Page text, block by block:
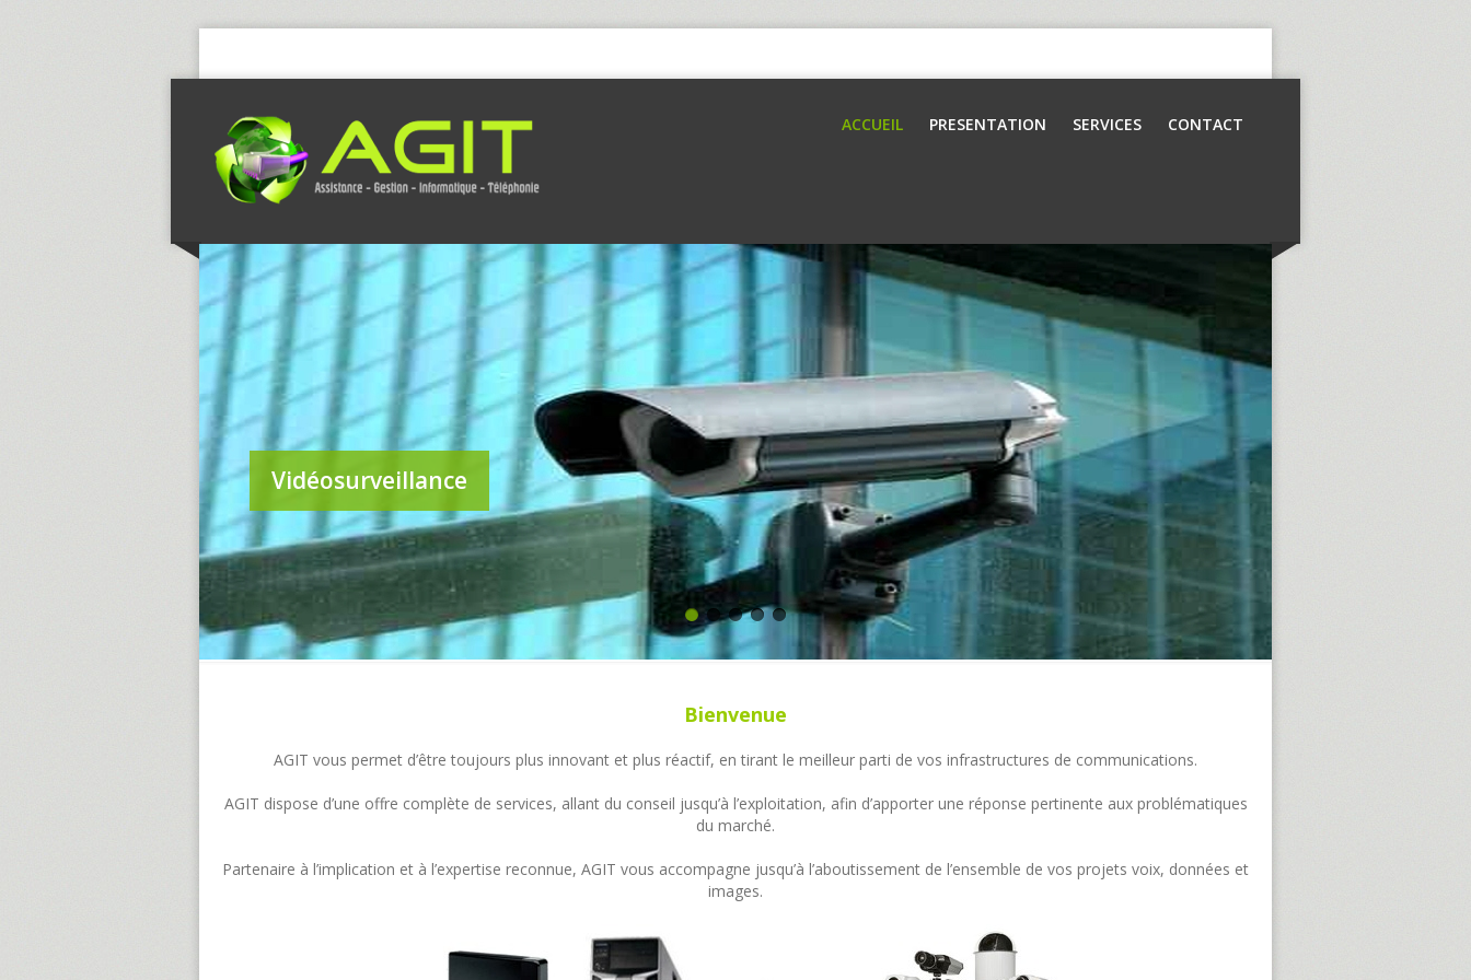
ACCUEIL PRESENTATION SERVICES CONTACT
Vidéosurveillance
Bienvenue
AGIT vous permet d’être toujours plus innovant et plus réactif, en tirant le meilleur parti de vos infrastructures de communications.
AGIT dispose d’une offre complète de services, allant du conseil jusqu’à l’exploitation, afin d’apporter une réponse pertinente aux problématiques
du marché.
Partenaire à l’implication et à l’expertise reconnue, AGIT vous accompagne jusqu’à l’aboutissement de l’ensemble de vos projets voix, données et
images.